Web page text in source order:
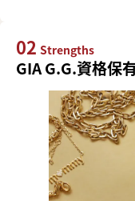
02 Strengths
GIA G.G.資格保